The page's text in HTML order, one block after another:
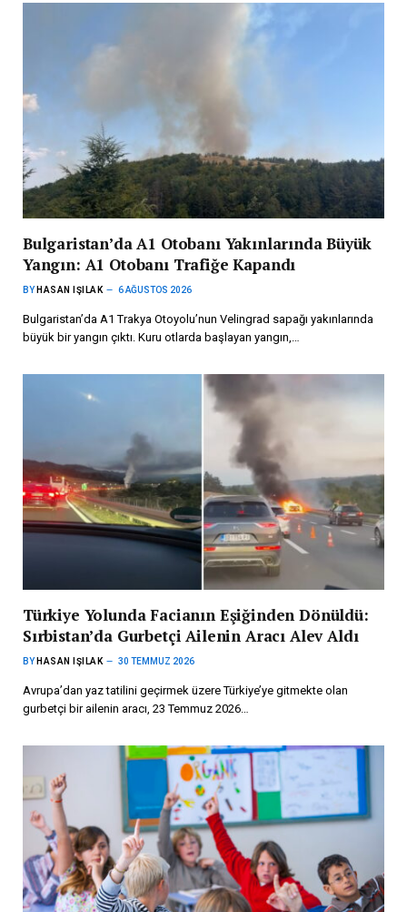
Bulgaristan’da A1 Otobanı Yakınlarında Büyük
Yangın: A1 Otobanı Trafiğe Kapandı
BY HASAN IŞILAK 6 AĞUSTOS 2026
Bulgaristan’da A1 Trakya Otoyolu’nun Velingrad sapağı yakınlarında
büyük bir yangın çıktı. Kuru otlarda başlayan yangın,…
Türkiye Yolunda Facianın Eşiğinden Dönüldü:
Sırbistan’da Gurbetçi Ailenin Aracı Alev Aldı
BY HASAN IŞILAK 30 TEMMUZ 2026
Avrupa’dan yaz tatilini geçirmek üzere Türkiye’ye gitmekte olan
gurbetçi bir ailenin aracı, 23 Temmuz 2026…